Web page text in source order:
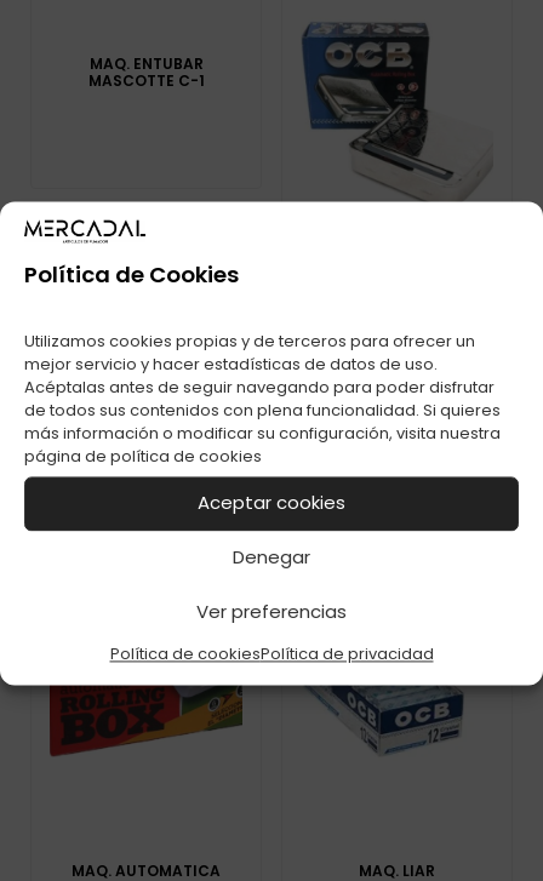
Política de Cookies
Utilizamos cookies propias y de terceros para ofrecer un
mejor servicio y hacer estadísticas de datos de uso.
Acéptalas antes de seguir navegando para poder disfrutar
de todos sus contenidos con plena funcionalidad. Si quieres
más información o modificar su configuración, visita nuestra
página de política de cookies
Aceptar cookies
Denegar
Ver preferencias
Política de cookiesPolítica de privacidad
MAQ. ENTUBAR
MASCOTTE C-1
OCB 0,70MM C-6
MAQ. AUTOMATICA
MAQ. LIAR